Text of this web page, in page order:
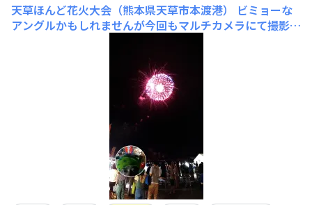
天草ほんど花火大会（熊本県天草市本渡港）
ビミョーな
アングルかもしれませんが今回もマルチカメラにて撮影